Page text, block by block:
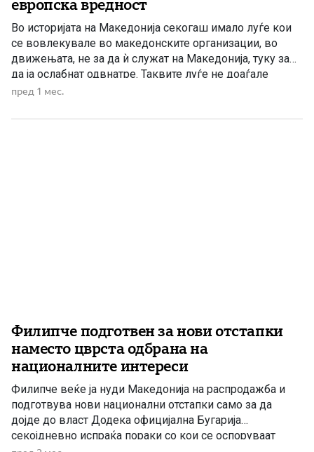
европска вредност
Во историјата на Македонија секогаш имало луѓе кои
се вовлекувале во македонските организации, во
движењата, не за да ѝ служат на Македонија, туку за
да ја ослабнат одвнатре. Таквите луѓе не доаѓале
секогаш со туѓа униформа. Не доаѓале секогаш со
македонско име, со патриотски зборови, со големи
пред 1 мес.
Филипче подготвен за нови отстапки
наместо цврста одбрана на
националните интереси
Филипче веќе ја нуди Македонија на распродажба и
подготвува нови национални отстапки само за да
дојде до власт Додека официјална Бугарија
секојдневно испраќа пораки со кои се оспоруваат